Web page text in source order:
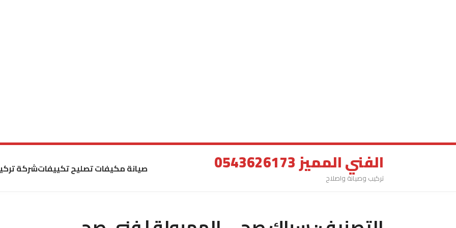
الفني المميز 0543626173
تركيب وصيانة واصلاح
صيانة مكيفات تصليح تكييفاتشركة